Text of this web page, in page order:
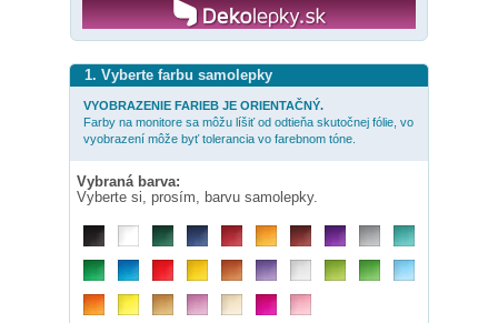
1. Vyberte farbu samolepky
VYOBRAZENIE FARIEB JE ORIENTAČNÝ.
Farby na monitore sa môžu líšiť od odtieňa skutočnej fólie, vo
vyobrazení môže byť tolerancia vo farebnom tóne.
Vybraná barva:
Vyberte si, prosím, barvu samolepky.